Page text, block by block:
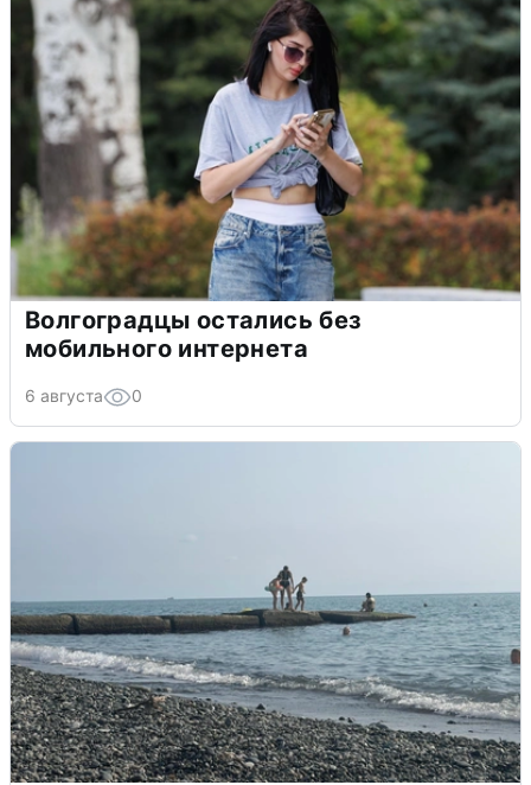
Волгоградцы остались без
мобильного интернета
6 августа 0